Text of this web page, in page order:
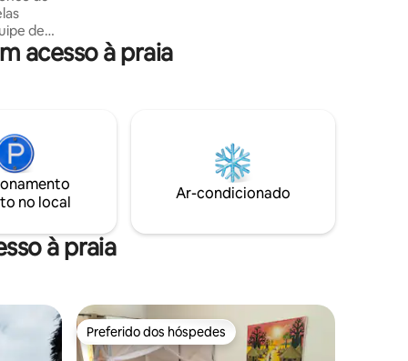
de
extra.
3
acesso à praia
no local
Ar-condicionado
à praia
Preferido dos hóspedes
Preferido dos hóspedes